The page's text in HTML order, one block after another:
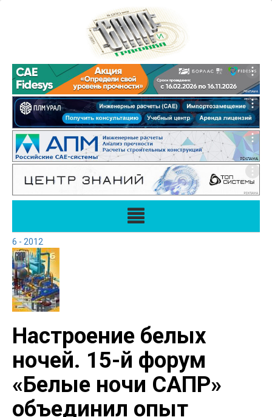
6 - 2012
Настроение белых
ночей. 15-й форум
«Белые ночи САПР»
объединил опыт